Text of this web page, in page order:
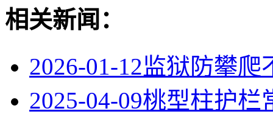
相关新闻：
2026-01-12监狱防攀爬
2025-04-09桃型柱护栏